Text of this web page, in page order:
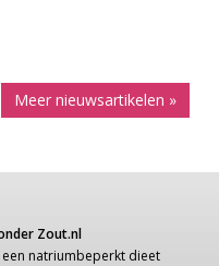
Meer nieuwsartikelen »
Zout.nl
natriumbeperkt dieet